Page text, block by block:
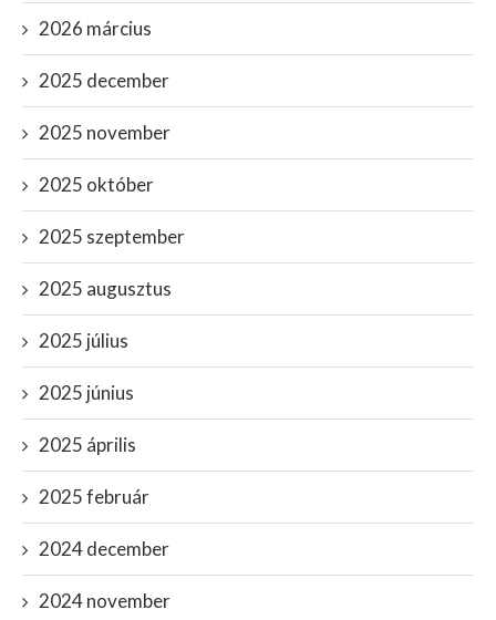
2026 március
2025 december
2025 november
2025 október
2025 szeptember
2025 augusztus
2025 július
2025 június
2025 április
2025 február
2024 december
2024 november